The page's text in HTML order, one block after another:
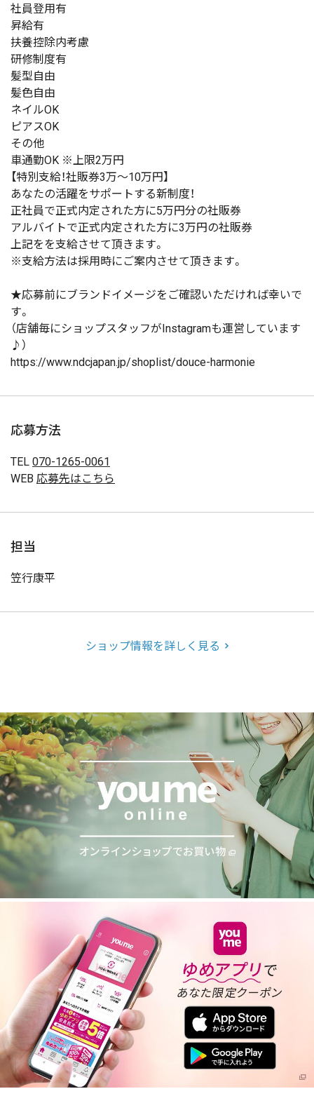
社員登用有
昇給有
扶養控除内考慮
研修制度有
髪型自由
髪色自由
ネイルOK
ピアスOK
その他
車通勤OK ※上限2万円
【特別支給！社販券3万〜10万円】
あなたの活躍をサポートする新制度！
正社員で正式内定された方に5万円分の社販券
アルバイトで正式内定された方に3万円の社販券
上記をを支給させて頂きます。
※支給方法は採用時にご案内させて頂きます。
★応募前にブランドイメージをご確認いただければ幸いで
す。
（店舗毎にショップスタッフがInstagramも運営しています
♪）
https://www.ndcjapan.jp/shoplist/douce-harmonie
応募方法
TEL 070-1265-0061
WEB 応募先はこちら
担当
笠行康平
ショップ情報を詳しく見る